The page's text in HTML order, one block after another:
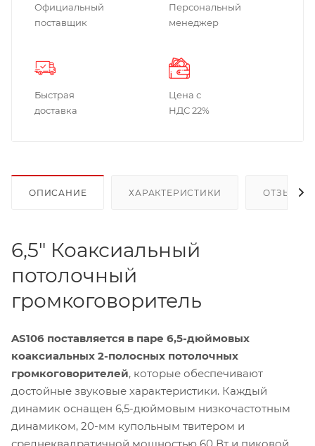
Официальный
поставщик
Персональный
менеджер
Быстрая
доставка
Цена с
НДС 22%
ОПИСАНИЕ ХАРАКТЕРИСТИКИ ОТЗЫВЫ
6,5" Коаксиальный
потолочный
громкоговоритель
AS106 поставляется в паре 6,5-дюймовых
коаксиальных 2-полосных потолочных
громкоговорителей, которые обеспечивают
достойные звуковые характеристики. Каждый
динамик оснащен 6,5-дюймовым низкочастотным
динамиком, 20-мм купольным твитером и